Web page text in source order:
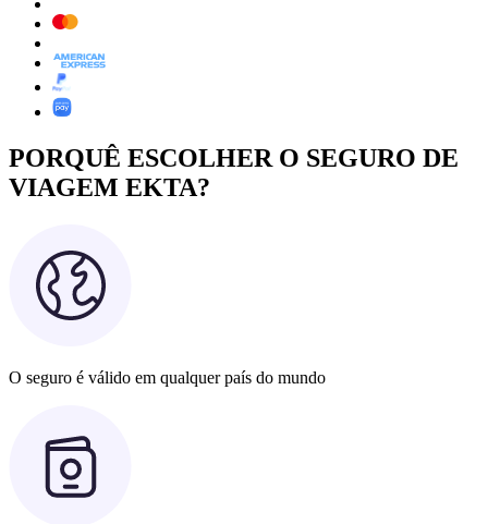
PORQUÊ ESCOLHER O SEGURO DE
VIAGEM EKTA?
O seguro é válido em qualquer país do mundo